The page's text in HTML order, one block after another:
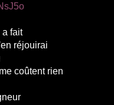
a fait
réjouirai
coûtent rien